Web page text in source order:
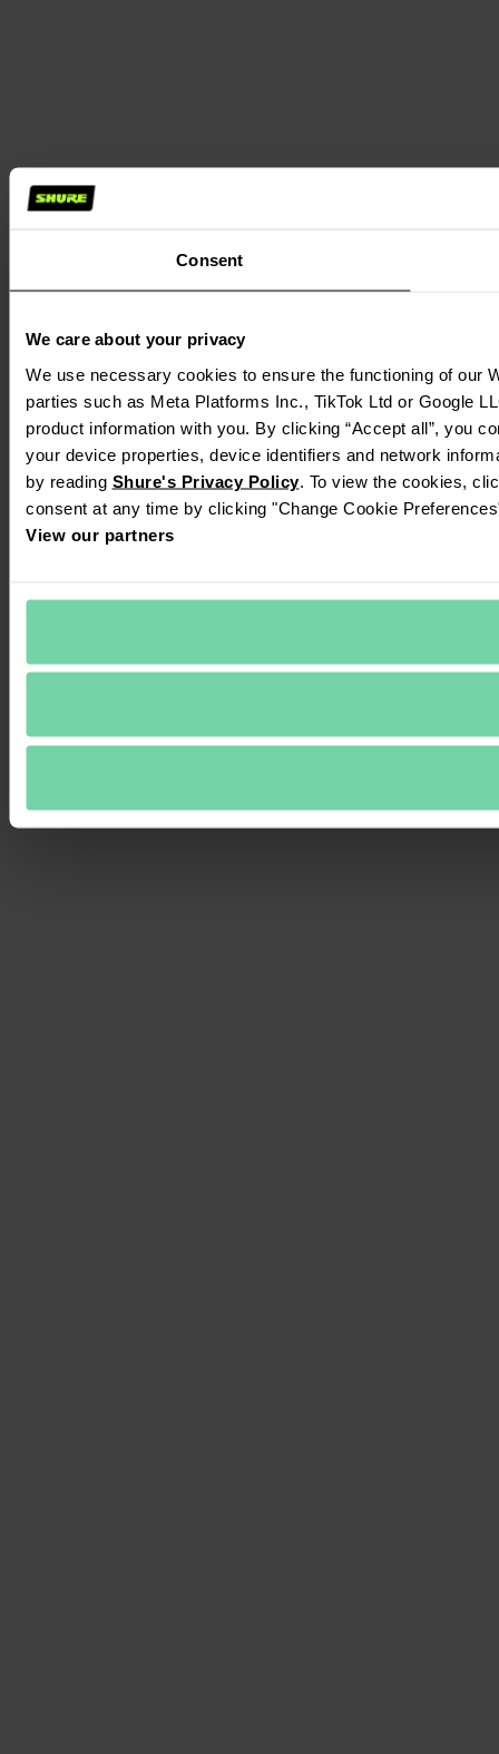
Consent
We care about your privacy
We use necessary cookies to ensure the functioning of our
parties such as Meta Platforms Inc., TikTok Ltd or Google
product information with you. By clicking “Accept all”, you
your device properties, device identifiers and network
by reading Shure's Privacy Policy. To view the cookies,
consent at any time by clicking "Change Cookie
View our partners